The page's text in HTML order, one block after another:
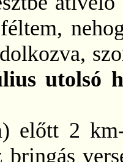
utolsó
előtt 2
bringás